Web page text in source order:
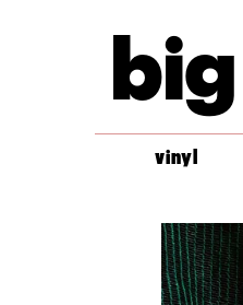
big
vinyl